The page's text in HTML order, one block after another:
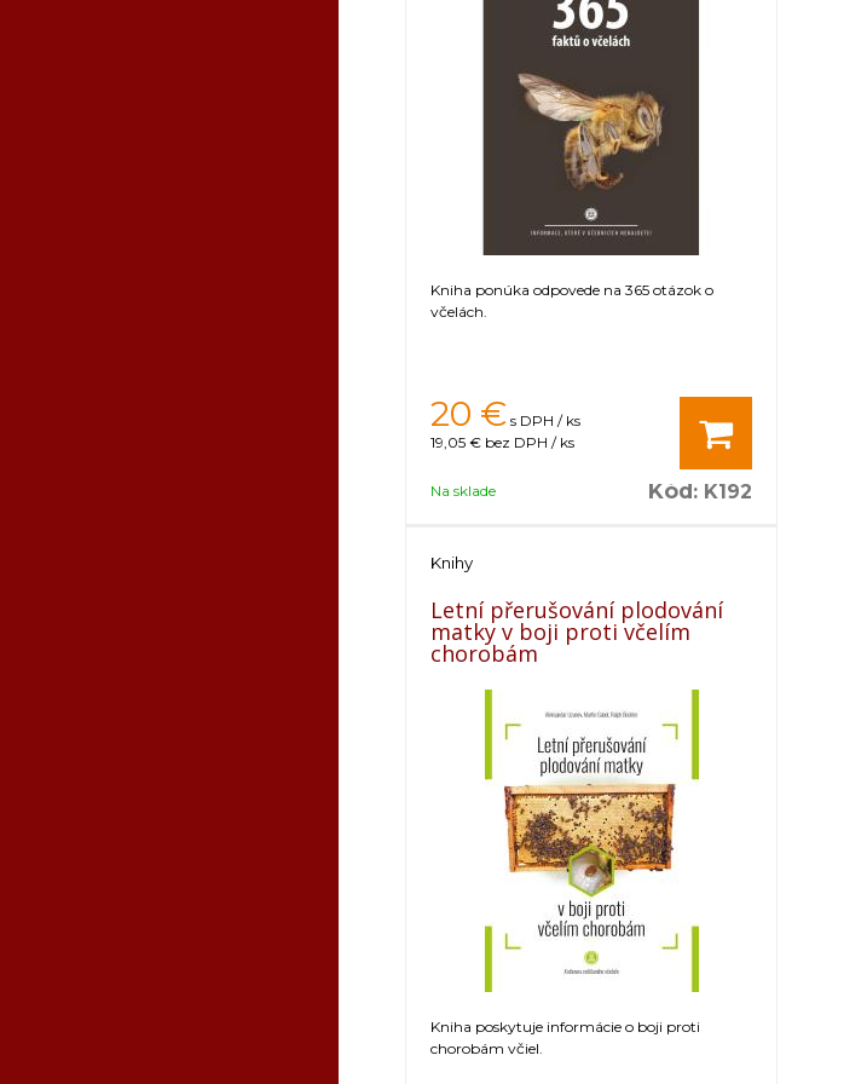
Kniha ponúka odpovede na 365 otázok o
včelách.
20 € s DPH / ks
19,05 € bez DPH / ks
Na sklade Kód: K192
Knihy
Letní přerušování plodování
matky v boji proti včelím
chorobám
Kniha poskytuje informácie o boji proti
chorobám včiel.